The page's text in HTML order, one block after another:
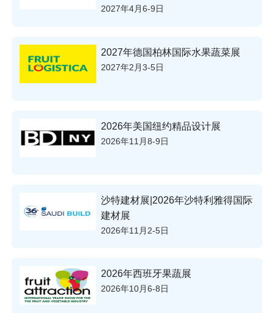
2027年4月6-9日
2027年德国柏林国际水果蔬菜展
2027年2月3-5日
2026年美国纽约精品设计展
2026年11月8-9日
沙特建材展|2026年沙特利雅得国际
建材展
2026年11月2-5日
2026年西班牙果蔬展
2026年10月6-8日